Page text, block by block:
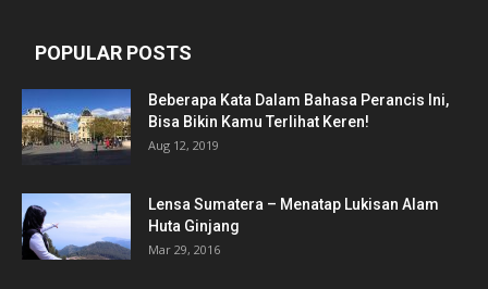
POPULAR POSTS
Beberapa Kata Dalam Bahasa Perancis Ini,
Bisa Bikin Kamu Terlihat Keren!
Aug 12, 2019
Lensa Sumatera – Menatap Lukisan Alam
Huta Ginjang
Mar 29, 2016